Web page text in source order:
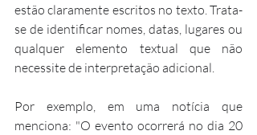
estão claramente escritos no texto. Trata-
se de identificar nomes, datas, lugares ou
qualquer elemento textual que não
necessite de interpretação adicional.
Por exemplo, em uma notícia que
menciona: "O evento ocorrerá no dia 20